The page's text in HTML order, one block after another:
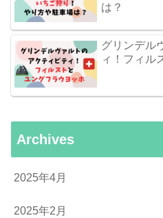
は？
グリンデル
ィ！フィル
Archives
2025年4月
2025年2月